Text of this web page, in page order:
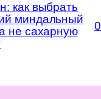
как выбрать
миндальный
не сахарную